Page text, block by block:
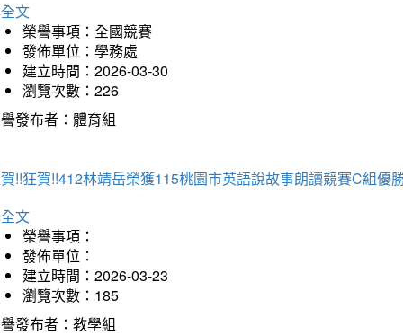
文
榮譽事項：全國競賽
發佈單位：學務處
建立時間：2026-03-30
瀏覽次數：226
發布者：體育組
!!狂賀!!412林靖岳榮獲115桃園市英語說故事朗讀競賽C組優
文
榮譽事項：
發佈單位：
建立時間：2026-03-23
瀏覽次數：185
發布者：教學組